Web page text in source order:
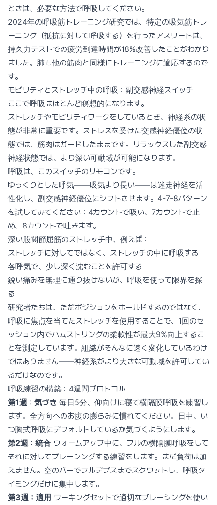
ときは、必要な方法で呼吸してください。
2024年の呼吸筋トレーニング研究では、特定の吸気筋トレ
ーニング（抵抗に対して呼吸する）を行ったアスリートは、
持久力テストでの疲労到達時間が18%改善したことがわかり
ました。肺も他の筋肉と同様にトレーニングに適応するので
す。
モビリティとストレッチ中の呼吸：副交感神経スイッチ
ここで呼吸はほとんど瞑想的になります。
ストレッチやモビリティワークをしているとき、神経系の状
態が非常に重要です。ストレスを受けた交感神経優位の状
態では、筋肉はガードしたままです。リラックスした副交感
神経状態では、より深い可動域が可能になります。
呼吸は、このスイッチのリモコンです。
ゆっくりとした呼気——吸気より長い——は迷走神経を活
性化し、副交感神経優位にシフトさせます。4-7-8パターン
を試してみてください：4カウントで吸い、7カウントで止
め、8カウントで吐きます。
深い股関節屈筋のストレッチ中、例えば：
ストレッチに対してではなく、ストレッチの中に呼吸する
各呼気で、少し深く沈むことを許可する
鋭い痛みを無理に通り抜けないが、呼吸を使って限界を探
る
研究者たちは、ただポジションをホールドするのではなく、
呼吸に焦点を当てたストレッチを使用することで、1回のセ
ッション内でハムストリングの柔軟性が最大9%向上するこ
とを測定しています。組織がそんなに速く変化しているわけ
ではありません——神経系がより大きな可動域を許可してい
るだけなのです。
呼吸練習の構築：4週間プロトコル
第1週：気づき 毎日5分、仰向けに寝て横隔膜呼吸を練習し
ます。全方向へのお腹の膨らみに慣れてください。日中、い
つ胸式呼吸にデフォルトしているか気づくようにします。
第2週：統合 ウォームアップ中に、フルの横隔膜呼吸をして
それに対してブレーシングする練習をします。まだ負荷は加
えません。空のバーでフルデプスまでスクワットし、呼吸タ
イミングだけに集中します。
第3週：適用 ワーキングセットで適切なブレーシングを使い